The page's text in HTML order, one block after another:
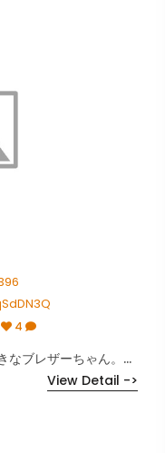
4
フルバージョン 提供 かわいいが大好きなブレザーちゃん。憧れのお城ホテルでデビュー。
View Detail ->